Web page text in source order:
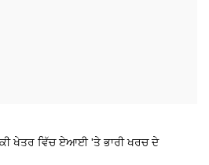
ਖੇਤਰ ਵਿੱਚ ਏਆਈ 'ਤੇ ਭਾਰੀ ਖਰਚ ਦੇ